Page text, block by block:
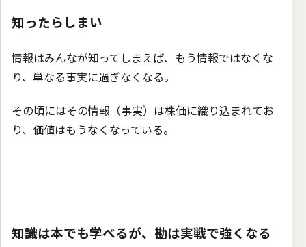
知ったらしまい
情報はみんなが知ってしまえば、もう情報ではなくな
り、単なる事実に過ぎなくなる。
その頃にはその情報（事実）は株価に織り込まれてお
り、価値はもうなくなっている。
知識は本でも学べるが、勘は実戦で強くなる